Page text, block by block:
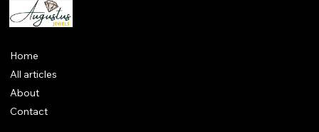
Home
All articles
About
Contact